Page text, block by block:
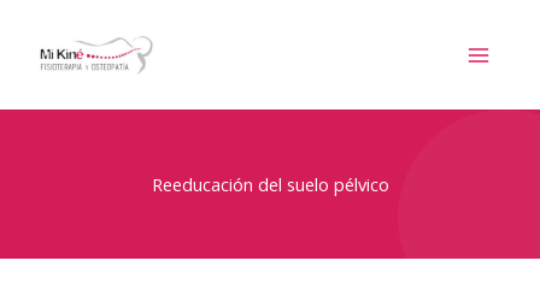
contenido
Reeducación del suelo pélvico